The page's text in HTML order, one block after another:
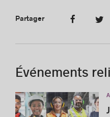
Partager
Événements